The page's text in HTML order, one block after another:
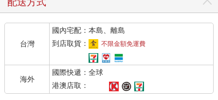
＋
《在滅亡的世界中存活的三種方法》
共3,149話
配送方式
台灣
國內宅配：本島、離島
到店取貨：
不限金額免運費
海外
國際快遞：全球
港澳店取：